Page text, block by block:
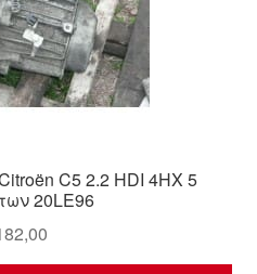
C5 2.2 HDI 4HX 5
20LE96